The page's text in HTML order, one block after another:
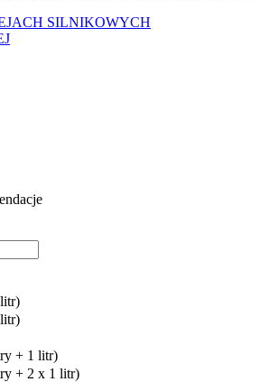
SILNIKOWYCH
+ 1 litr)
+ 2 x 1 litr)